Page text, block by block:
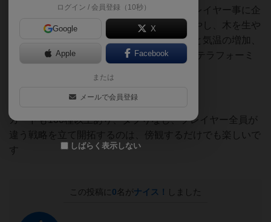
火星を開拓するドラフトカードゲーム、プレイヤー事に企
業を持ち、個々のスキルを活かして水を増やし、木を生や
し、都市を開拓する。終了条件は酸素濃度と気温の増加、
水の生成つまり人が住める環境になること(テラフォーミ
カードも100種以上あり、ダブりなし、プレイヤー全員が
違う戦略を立て開拓するのは、傍観するだけでも楽しいで
す
この投稿に 0名がナイス！ しました
ログイン / 会員登録（10秒）
Google X
Apple Facebook
または
メールで会員登録
しばらく表示しない